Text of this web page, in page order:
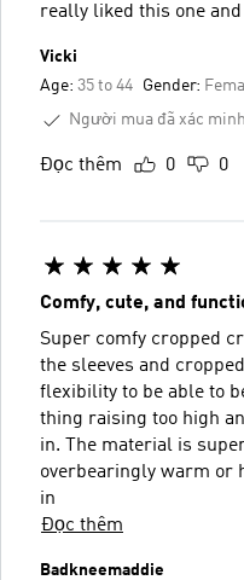
really liked this one
Vicki
Age: 35 to 44 Gender:
Người mua đã xác minh
Đọc thêm 0 0
Comfy, cute, and
Super comfy cropped
the sleeves and
flexibility to be able to
thing raising too high
in. The material is
overbearingly warm or
in
Đọc thêm
Badkneemaddie